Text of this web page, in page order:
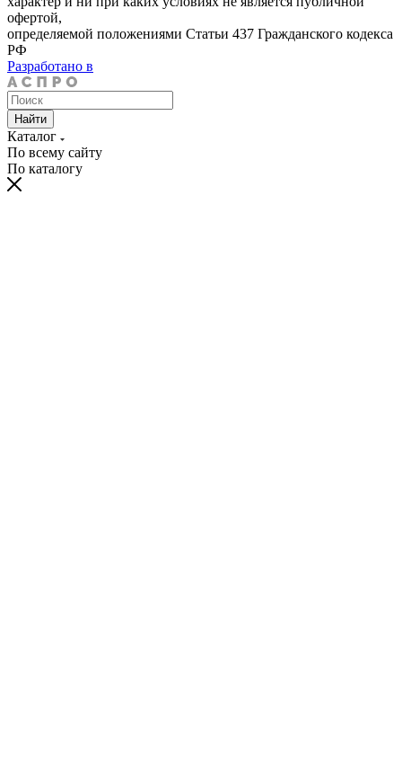
офертой,
определяемой положениями Статьи 437 Гражданского кодекса
РФ
Разработано в
Найти
Каталог
По всему сайту
По каталогу